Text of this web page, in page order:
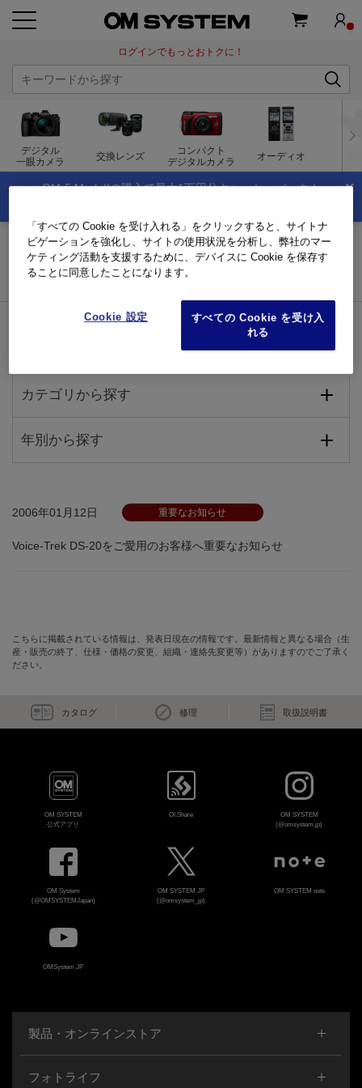
ログインでもっとおトクに！
デジタル
一眼カメラ
交換レンズ
コンパクト
デジタルカメラ
オーディオ
×
OM-5 Mark IIの購入で最大1万円分キャッシュバック！
インフォメーション
カテゴリから探す
年別から探す
トップページ インフォメーション
2006年01月12日 重要なお知らせ
Voice-Trek DS-20をご愛用のお客様へ重要なお知らせ
こちらに掲載されている情報は、発表日現在の情報です。最新情報と異なる場合（生
産・販売の終了、仕様・価格の変更、組織・連絡先変更等）がありますのでご了承く
ださい。
カタログ 修理 取扱説明書
OM SYSTEM
公式アプリ
OI.Share
OM SYSTEM
(@omsystem.jp)
OM System
(@OMSYSTEMJapan)
OM SYSTEM JP
(@omsystem_jp)
OM SYSTEM note
OMSystem JP
製品・オンラインストア
フォトライフ
「すべての Cookie を受け入れる」をクリックすると、サイトナ
ビゲーションを強化し、サイトの使用状況を分析し、弊社のマー
ケティング活動を支援するために、デバイスに Cookie を保存す
ることに同意したことになります。
Cookie 設定
すべての Cookie を受け入
れる